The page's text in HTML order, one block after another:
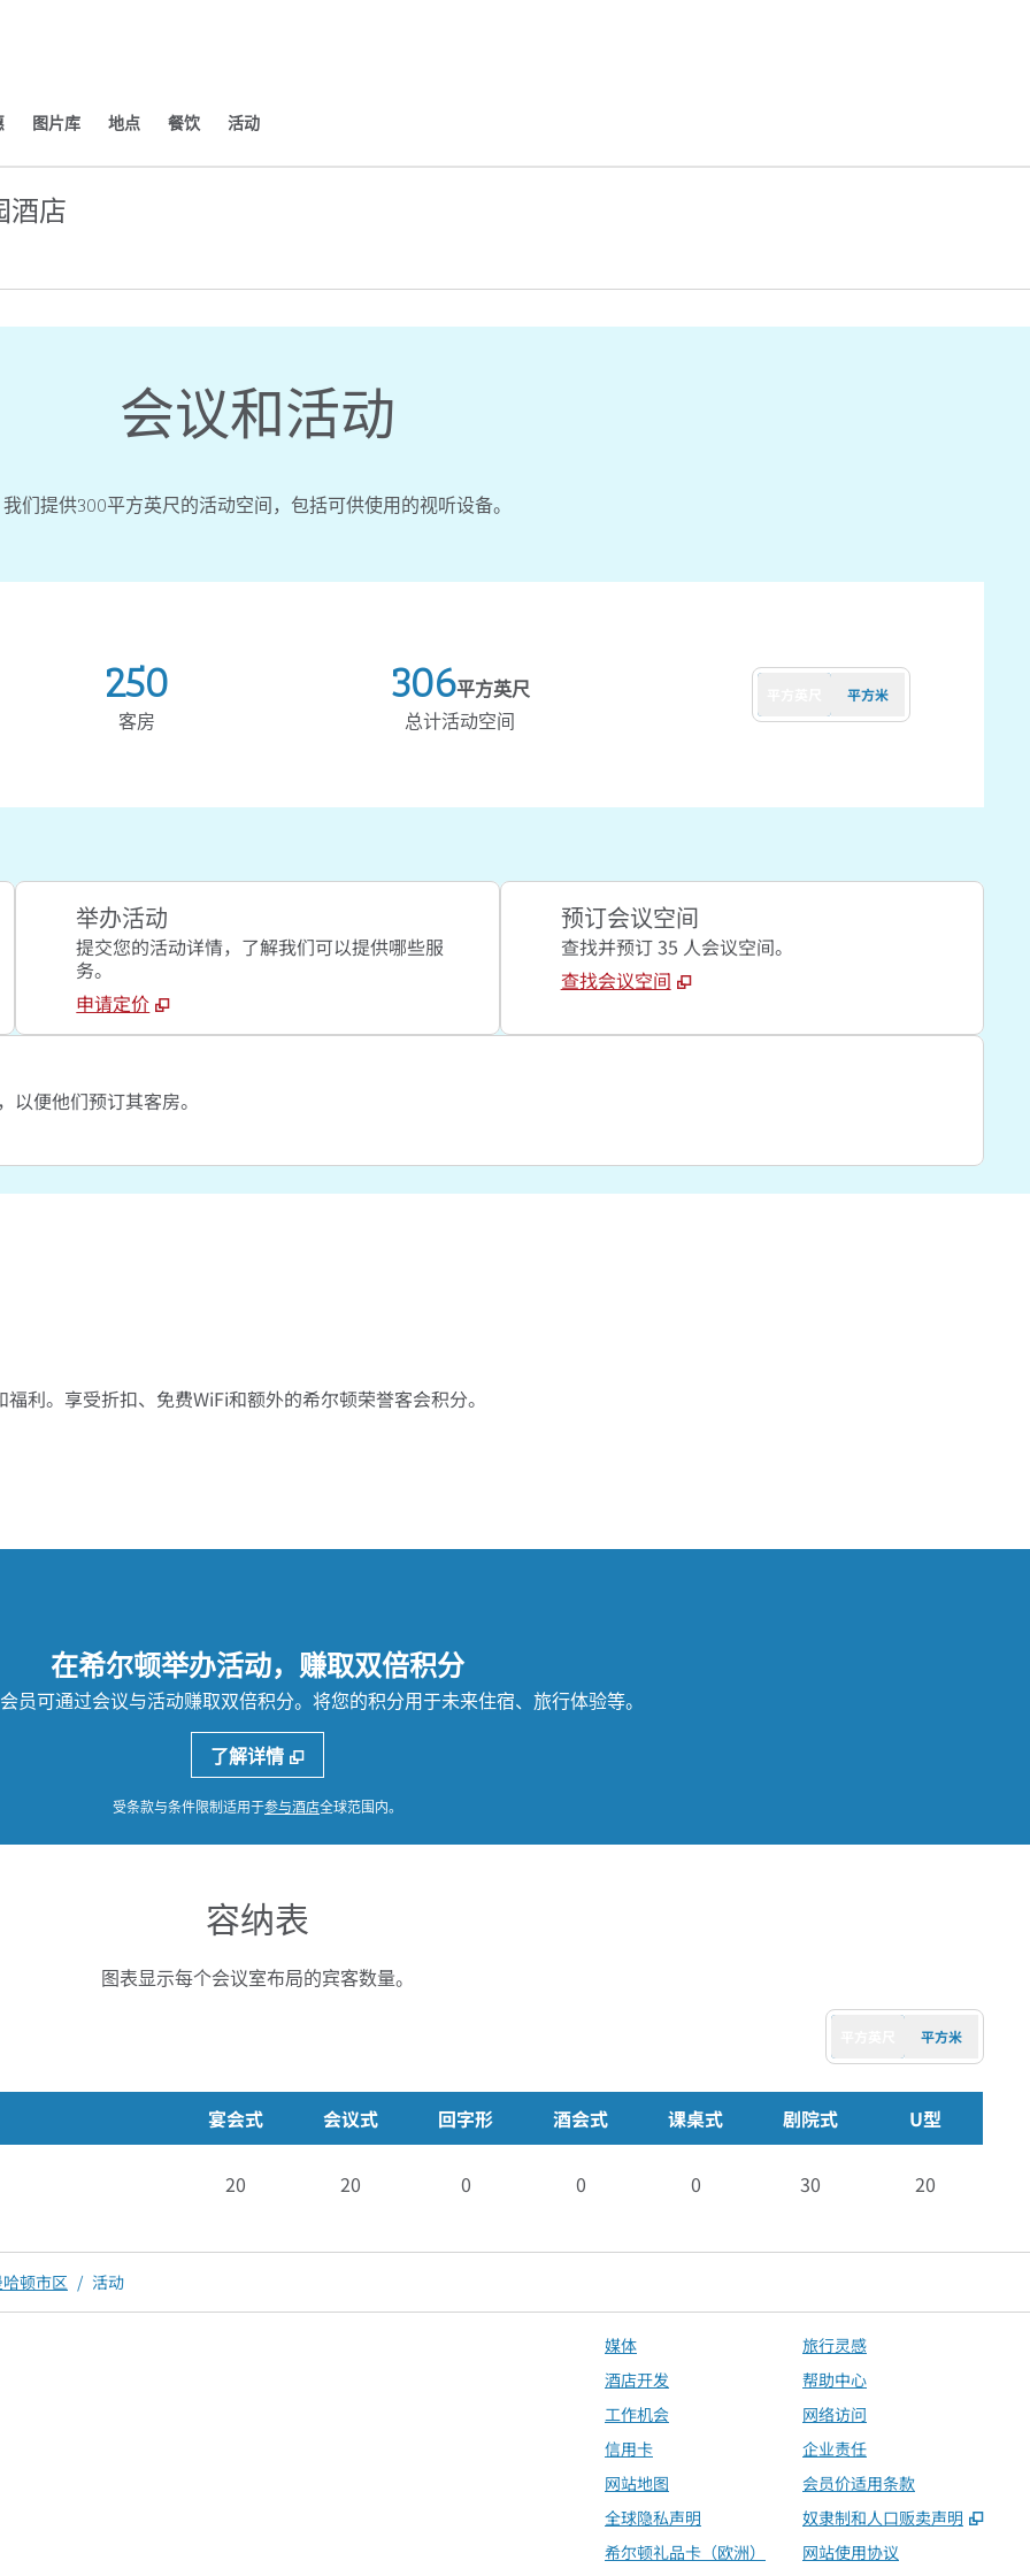
图片库 地点 餐饮 活动
酒店
会议和活动
我们提供300平方英尺的活动空间，包括可供使用的视听设备。
250
客房
306平方英尺
平方英尺
总计活动空间
平方米
举办活动
提交您的活动详情，了解我们可以提供哪些服
务。
申请定价
预订会议空间
查找并预订 35 人会议空间。
查找会议空间
便他们预订其客房。
利。享受折扣、免费WiFi和额外的希尔顿荣誉客会积分。
在希尔顿举办活动，赚取双倍积分
员可通过会议与活动赚取双倍积分。将您的积分用于未来住宿、旅行体验等。
了解详情
受条款与条件限制适用于参与酒店，打开新标签
全球范围内。
容纳表
图表显示每个会议室布局的宾客数量。
平方米
宴会式 会议式 回字形 酒会式 课桌式 剧院式
U型
20 20 0 0 0 30 20
顿市区 / 活动
媒体
酒店开发
工作机会
信用卡
网站地图
全球隐私声明
希尔顿礼品卡（欧洲）
旅行灵感
帮助中心
网络访问
企业责任
会员价适用条款
奴隶制和人口贩卖声明
,
网站使用协议